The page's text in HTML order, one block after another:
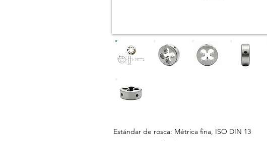
Estándar de rosca: Métrica fina, ISO DIN 13